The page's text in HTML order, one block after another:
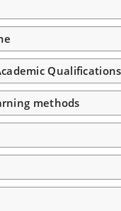
Qualifications
methods